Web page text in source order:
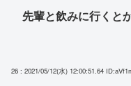
先輩と飲みに行くと
26 : 2021/05/12(水) 12:00:51.64